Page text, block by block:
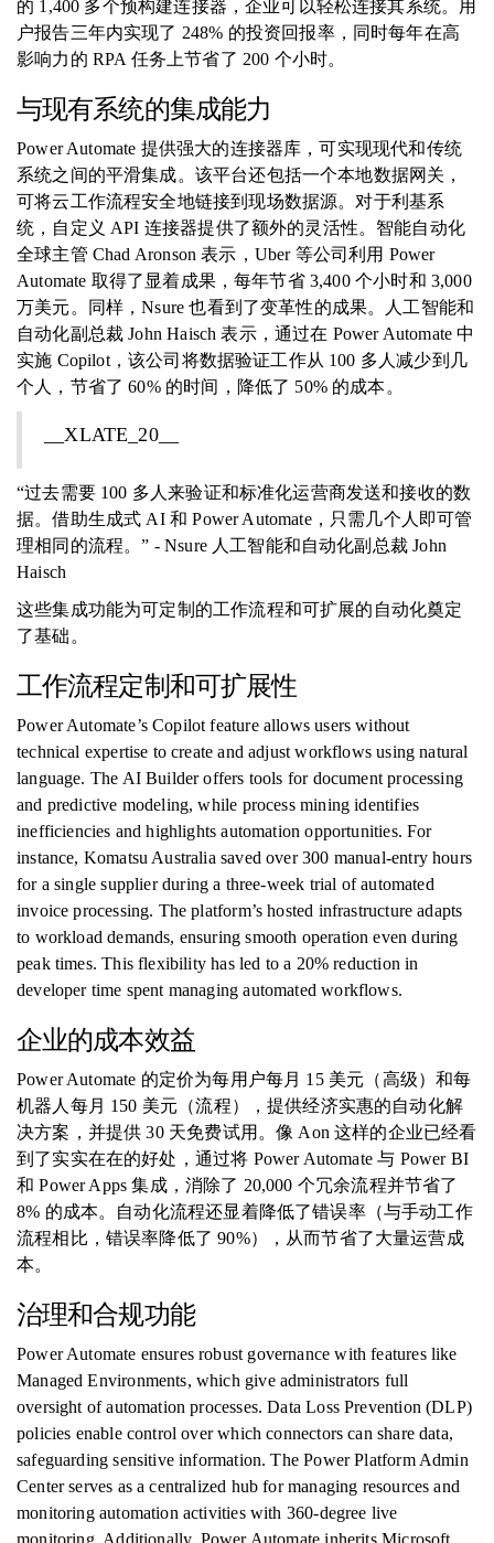
的 1,400 多个预构建连接器，企业可以轻松连接其系统。用
户报告三年内实现了 248% 的投资回报率，同时每​​年在高
影响力的 RPA 任务上节省了 200 个小时。
与现有系统的集成能力
Power Automate 提供强大的连接器库，可实现现代和传统
系统之间的平滑集成。该平台还包括一个本地数据网关，
可将云工作流程安全地链接到现场数据源。对于利基系
统，自定义 API 连接器提供了额外的灵活性。智能自动化
全球主管 Chad Aronson 表示，Uber 等公司利用 Power
Automate 取得了显着成果，每年节省 3,400 个小时和 3,000
万美元。同样，Nsure 也看到了变革性的成果。人工智能和
自动化副总裁 John Haisch 表示，通过在 Power Automate 中
实施 Copilot，该公司将数据验证工作从 100 多人减少到几
个人，节省了 60% 的时间，降低了 50% 的成本。
__XLATE_20__
“过去需要 100 多人来验证和标准化运营商发送和接收的数
据。借助生成式 AI 和 Power Automate，只需几个人即可管
理相同的流程。” - Nsure 人工智能和自动化副总裁 John
Haisch
这些集成功能为可定制的工作流程和可扩展的自动化奠定
了基础。
工作流程定制和可扩展性
Power Automate’s Copilot feature allows users without
technical expertise to create and adjust workflows using natural
language. The AI Builder offers tools for document processing
and predictive modeling, while process mining identifies
inefficiencies and highlights automation opportunities. For
instance, Komatsu Australia saved over 300 manual-entry hours
for a single supplier during a three-week trial of automated
invoice processing. The platform’s hosted infrastructure adapts
to workload demands, ensuring smooth operation even during
peak times. This flexibility has led to a 20% reduction in
developer time spent managing automated workflows.
企业的成本效益
Power Automate 的定价为每用户每月 15 美元（高级）和每
机器人每月 150 美元（流程），提供经济实惠的自动化解
决方案，并提供 30 天免费试用。像 Aon 这样的企业已经看
到了实实在在的好处，通过将 Power Automate 与 Power BI
和 Power Apps 集成，消除了 20,000 个冗余流程并节省了
8% 的成本。自动化流程还显着降低了错误率（与手动工作
流程相比，错误率降低了 90%），从而节省了大量运营成
本。
治理和合规功能
Power Automate ensures robust governance with features like
Managed Environments, which give administrators full
oversight of automation processes. Data Loss Prevention (DLP)
policies enable control over which connectors can share data,
safeguarding sensitive information. The Power Platform Admin
Center serves as a centralized hub for managing resources and
monitoring automation activities with 360-degree live
monitoring. Additionally, Power Automate inherits Microsoft